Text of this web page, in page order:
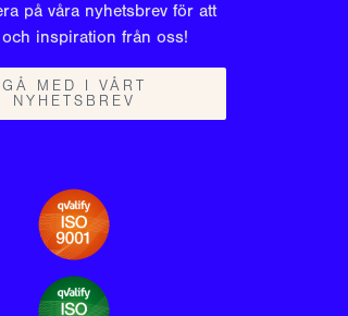
på våra nyhetsbrev för att
inspiration från oss!
GÅ MED I VÅRT
NYHETSBREV